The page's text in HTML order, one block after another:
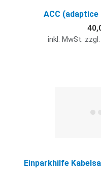
ACC
inkl. MwSt.
Einparkhilfe